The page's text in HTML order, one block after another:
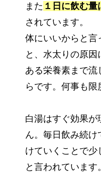
また １日に飲む
されています。
体にいいからと言
と、水太りの原
ある栄養素まで
らです。何事も限
白湯はすぐ効果
ん。毎日飲み続
けていくことで少
と言われています。